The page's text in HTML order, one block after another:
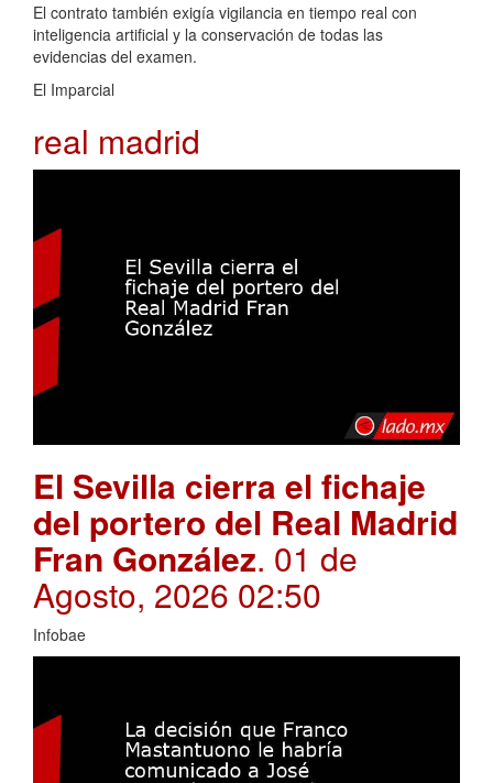
El contrato también exigía vigilancia en tiempo real con
inteligencia artificial y la conservación de todas las
evidencias del examen.
El Imparcial
real madrid
El Sevilla cierra el fichaje
del portero del Real Madrid
Fran González. 01 de
Agosto, 2026 02:50
Infobae